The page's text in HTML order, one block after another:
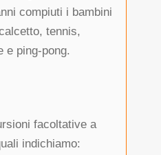
compiuti i bambini
tennis,
e ping-pong.
facoltative a
indichiamo: